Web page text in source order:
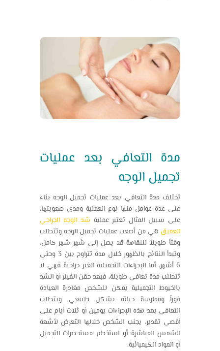
مدة التعافي بعد عمليات
تجميل الوجه
تختلف مدة التعافي بعد عمليات تجميل الوجه بناء
على عدة عوامل منها نوع العملية ومدى صعوبتها،
على سبيل المثال تعتبر عملية شد الوجه الجراحي
العميق هي من أصعب عمليات تجميل الوجه وتتطلب
وقتاً طويلاً للنقاهة قد يصل إلى شهر شهر كامل،
وتبدأ النتائج بالظهور خلال مدة تتراوح بين 3 وحتى
6 أشهر، أما الإجراءات التجميلية الغير جراحية فهي لا
تتطلب مدة تعافي طويلة، فبعد حقن الفيلر أو الشد
بالخيوط التجميلية يمكن للشخص مغادرة العيادة
فوراً وممارسة حياته بشكل طبيعي، ويتطلب
التعافي بعد هذه الإجراءات يومين أو ثلاث أيام على
أقصى تقدير، يجنب الشخص خلالها التعرض لأشعة
الشمس المباشرة أو استخدام مستحضرات التجميل
أو المواد الكيميائية.